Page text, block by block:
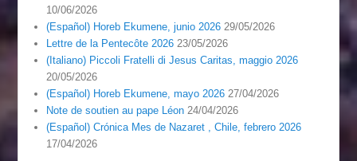
10/06/2026
(Español) Horeb Ekumene, junio 2026 29/05/2026
Lettre de la Pentecôte 2026 23/05/2026
(Italiano) Piccoli Fratelli di Jesus Caritas, maggio 2026
20/05/2026
(Español) Horeb Ekumene, mayo 2026 27/04/2026
Note de soutien au pape Léon 24/04/2026
(Español) Crónica Mes de Nazaret , Chile, febrero 2026
17/04/2026